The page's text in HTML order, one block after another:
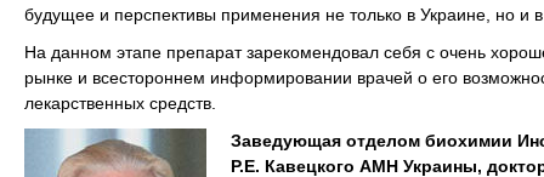
будущее и перспективы применения не только в Украине, но и
На данном этапе препарат зарекомендовал себя с очень
рынке и всестороннем информировании врачей о его
лекарственных средств.
Заведующая отделом биохимии
Р.Е. Кавецкого АМН Украины,